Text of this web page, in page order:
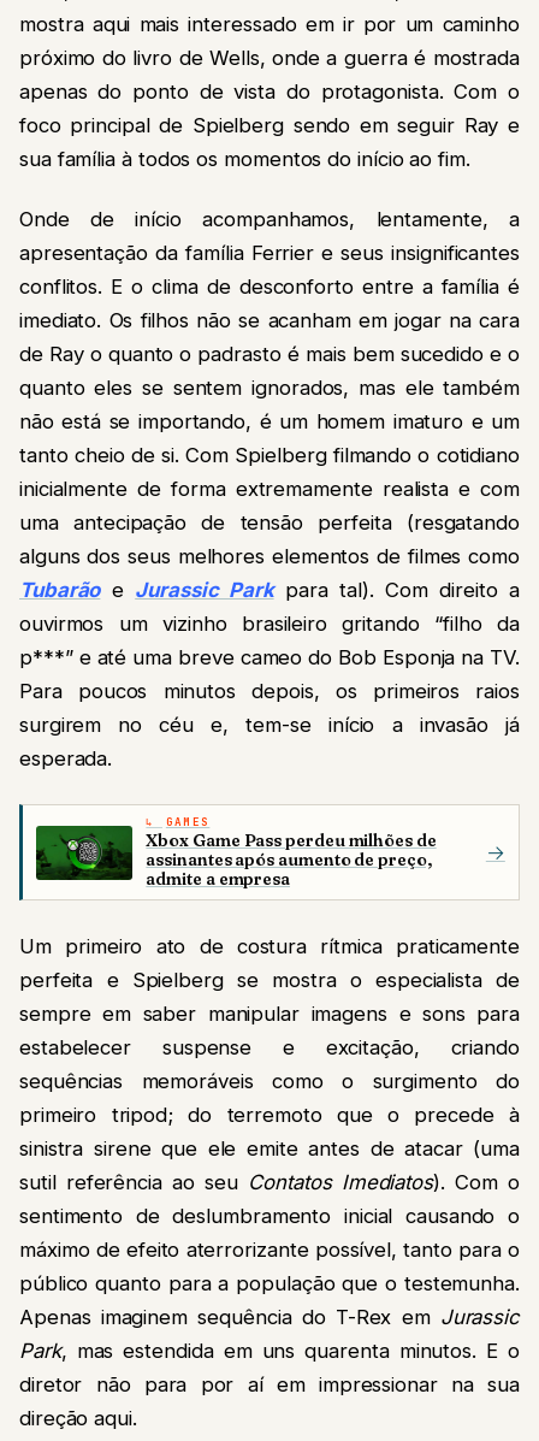
mostra aqui mais interessado em ir por um caminho
próximo do livro de Wells, onde a guerra é mostrada
apenas do ponto de vista do protagonista. Com o
foco principal de Spielberg sendo em seguir Ray e
sua família à todos os momentos do início ao fim.
Onde de início acompanhamos, lentamente, a
apresentação da família Ferrier e seus insignificantes
conflitos. E o clima de desconforto entre a família é
imediato. Os filhos não se acanham em jogar na cara
de Ray o quanto o padrasto é mais bem sucedido e o
quanto eles se sentem ignorados, mas ele também
não está se importando, é um homem imaturo e um
tanto cheio de si. Com Spielberg filmando o cotidiano
inicialmente de forma extremamente realista e com
uma antecipação de tensão perfeita (resgatando
alguns dos seus melhores elementos de filmes como
Tubarãoe Jurassic Parkpara tal). Com direito a
ouvirmos um vizinho brasileiro gritando “filho da
p***” e até uma breve cameo do Bob Esponja na TV.
Para poucos minutos depois, os primeiros raios
surgirem no céu e, tem-se início a invasão já
esperada.
GAMES
Xbox Game Pass perdeu milhões de
assinantes após aumento de preço,
admite a empresa
→
Um primeiro ato de costura rítmica praticamente
perfeita e Spielberg se mostra o especialista de
sempre em saber manipular imagens e sons para
estabelecer suspense e excitação, criando
sequências memoráveis como o surgimento do
primeiro tripod; do terremoto que o precede à
sinistra sirene que ele emite antes de atacar (uma
sutil referência ao seu Contatos Imediatos). Com o
sentimento de deslumbramento inicial causando o
máximo de efeito aterrorizante possível, tanto para o
público quanto para a população que o testemunha.
Apenas imaginem sequência do T-Rex em Jurassic
Park, mas estendida em uns quarenta minutos. E o
diretor não para por aí em impressionar na sua
direção aqui.